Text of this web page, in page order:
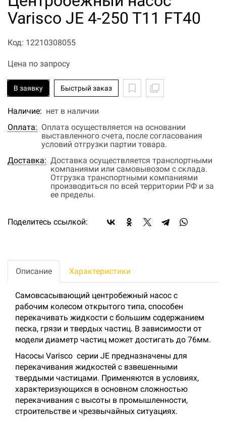
Varisco JE 4-250 T11 FT40
Код: 12210308055
Цена по запросу
В заявку Быстрый заказ
Наличие: нет в наличии
Оплата: Оплата осуществляется на основании
выставленного счета, после согласования
условий отгрузки партии товара.
Доставка: Доставка осуществляется транспортными
компаниями или самовывозом с склада.
Отгрузка транспортными компаниями
производиться по всей территории РФ и за
ее пределы.
Поделитесь ссылкой:
Описание Характеристики
Самовсасывающий центробежный насос с
рабочим колесом открытого типа, способен
перекачивать жидкости с большим содержанием
песка, грязи и твердых частиц. В зависимости от
модели диаметр частиц может достигать до 76мм.
Насосы Varisco серии JE предназначены для
перекачивания жидкостей с взвешенными
твердыми частицами. Применяются в условиях,
характеризующихся в основном сложностью
перекачивания с высоты в промышленности,
строительстве и чрезвычайных ситуациях.